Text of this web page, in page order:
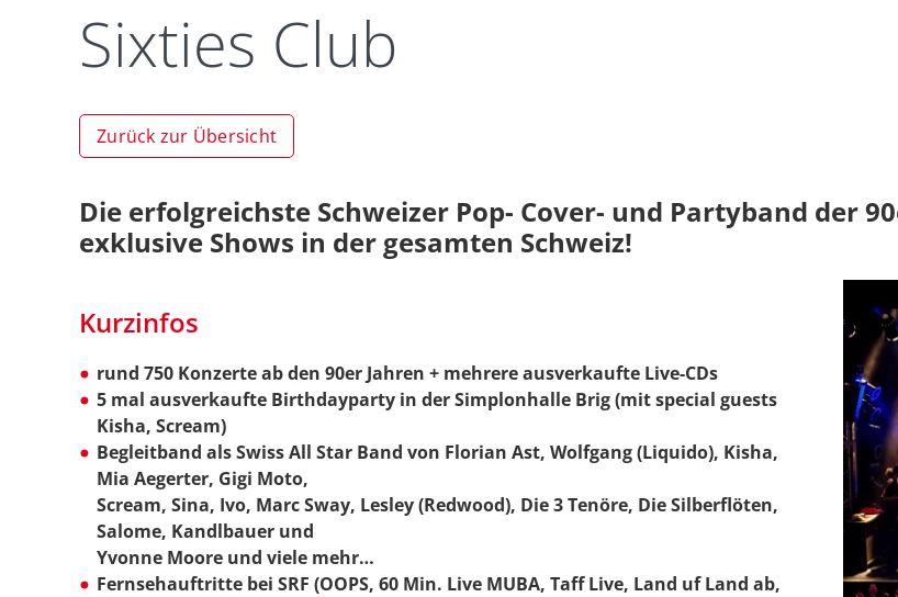
Sixties Club
Zurück zur Übersicht
Die erfolgreichste Schweizer Pop- Cover- und Partyband der
exklusive Shows in der gesamten Schweiz!
Kurzinfos
rund 750 Konzerte ab den 90er Jahren + mehrere ausverkaufte Live-CDs
5 mal ausverkaufte Birthdayparty in der Simplonhalle Brig (mit special guests
Kisha, Scream)
Begleitband als Swiss All Star Band von Florian Ast, Wolfgang (Liquido), Kisha,
Mia Aegerter, Gigi Moto,
Scream, Sina, Ivo, Marc Sway, Lesley (Redwood), Die 3 Tenöre, Die Silberflöten,
Salome, Kandlbauer und
Yvonne Moore und viele mehr…
Fernsehauftritte bei SRF (OOPS, 60 Min. Live MUBA, Taff Live, Land uf Land ab,